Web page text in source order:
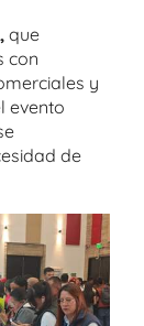
que
con
y
evento
de